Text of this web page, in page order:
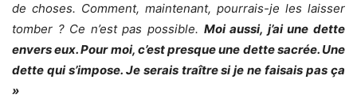
de choses. Comment, maintenant, pourrais-je les laisser
tomber ? Ce n’est pas possible. Moi aussi, j’ai une dette
envers eux. Pour moi, c’est presque une dette sacrée. Une
dette qui s’impose. Je serais traître si je ne faisais pas ça
»